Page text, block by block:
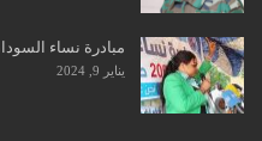
مبادرة نساء
يناير 9, 2024